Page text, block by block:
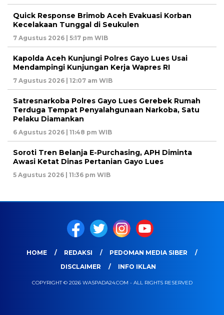
Quick Response Brimob Aceh Evakuasi Korban
Kecelakaan Tunggal di Seukulen
7 Agustus 2026 | 5:17 pm WIB
Kapolda Aceh Kunjungi Polres Gayo Lues Usai
Mendampingi Kunjungan Kerja Wapres RI
7 Agustus 2026 | 12:07 am WIB
Satresnarkoba Polres Gayo Lues Gerebek Rumah
Terduga Tempat Penyalahgunaan Narkoba, Satu
Pelaku Diamankan
6 Agustus 2026 | 11:48 pm WIB
Soroti Tren Belanja E-Purchasing, APH Diminta
Awasi Ketat Dinas Pertanian Gayo Lues
5 Agustus 2026 | 11:36 pm WIB
HOME REDAKSI
PEDOMAN MEDIA SIBER
DISCLAIMER
INFO IKLAN
COPYRIGHT © 2026 WASPADA24.COM - ALL RIGHTS RESERVED